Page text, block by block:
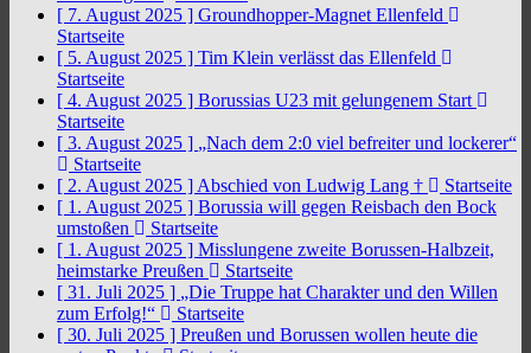
[ 7. August 2025 ] Groundhopper-Magnet Ellenfeld
Startseite
[ 5. August 2025 ] Tim Klein verlässt das Ellenfeld
Startseite
[ 4. August 2025 ] Borussias U23 mit gelungenem Start
Startseite
[ 3. August 2025 ] „Nach dem 2:0 viel befreiter und lockerer“
Startseite
[ 2. August 2025 ] Abschied von Ludwig Lang †
Startseite
[ 1. August 2025 ] Borussia will gegen Reisbach den Bock
umstoßen
Startseite
[ 1. August 2025 ] Misslungene zweite Borussen-Halbzeit,
heimstarke Preußen
Startseite
[ 31. Juli 2025 ] „Die Truppe hat Charakter und den Willen
zum Erfolg!“
Startseite
[ 30. Juli 2025 ] Preußen und Borussen wollen heute die